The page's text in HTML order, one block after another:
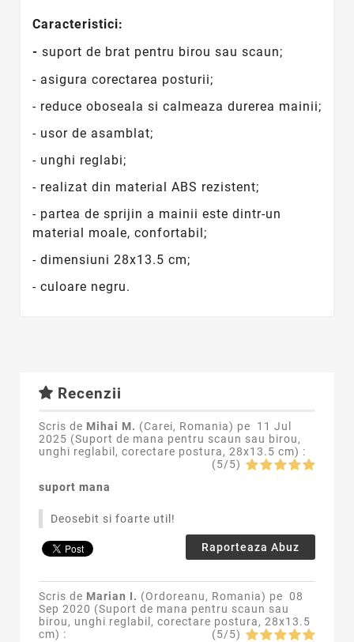
Caracteristici:
- suport de brat pentru birou sau scaun;
- asigura corectarea posturii;
- reduce oboseala si calmeaza durerea mainii;
- usor de asamblat;
- unghi reglabi;
- realizat din material ABS rezistent;
- partea de sprijin a mainii este dintr-un
material moale, confortabil;
- dimensiuni 28x13.5 cm;
- culoare negru.
Recenzii
Scris de Mihai M. (Carei, Romania) pe 11 Jul
2025 (Suport de mana pentru scaun sau birou,
unghi reglabil, corectare postura, 28x13.5 cm) :
(5/5)
suport mana
Deosebit si foarte util!
Raporteaza Abuz
Scris de Marian I. (Ordoreanu, Romania) pe 08
Sep 2020 (Suport de mana pentru scaun sau
birou, unghi reglabil, corectare postura, 28x13.5
cm) : (5/5)